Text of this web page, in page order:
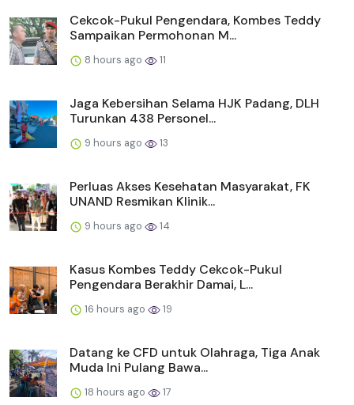
Cekcok-Pukul Pengendara, Kombes Teddy
Sampaikan Permohonan M...
8 hours ago 11
Jaga Kebersihan Selama HJK Padang, DLH
Turunkan 438 Personel...
9 hours ago 13
Perluas Akses Kesehatan Masyarakat, FK
UNAND Resmikan Klinik...
9 hours ago 14
Kasus Kombes Teddy Cekcok-Pukul
Pengendara Berakhir Damai, L...
16 hours ago 19
Datang ke CFD untuk Olahraga, Tiga Anak
Muda Ini Pulang Bawa...
18 hours ago 17